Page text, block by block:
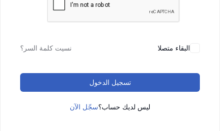
البقاء متصلا نسيت كلمة السر؟
تسجيل الدخول
ليس لديك حساب؟سجّل الآن